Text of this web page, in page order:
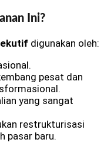
Ini?
digunakan oleh:
pesat dan
yang sangat
restrukturisasi
pasar baru.